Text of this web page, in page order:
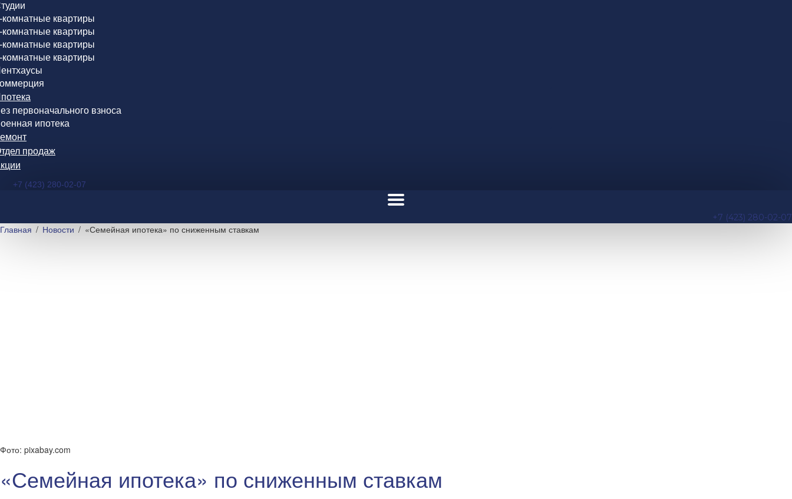
комнатные квартиры
комнатные квартиры
комнатные квартиры
комнатные квартиры
первоначального взноса
ипотека
продаж
+7 (423) 280-02-07
+7 (423) 280-02-07
Главная Новости «Семейная ипотека» по сниженным ставкам
Фото: pixabay.com
«Семейная ипотека» по сниженным ставкам